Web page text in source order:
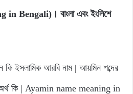
Bengali)। বাংলা এবং ইংলিশে
ইসলামিক আরবি নাম | আয়মিন শব্দের
অর্থ কি | Ayamin name meaning in